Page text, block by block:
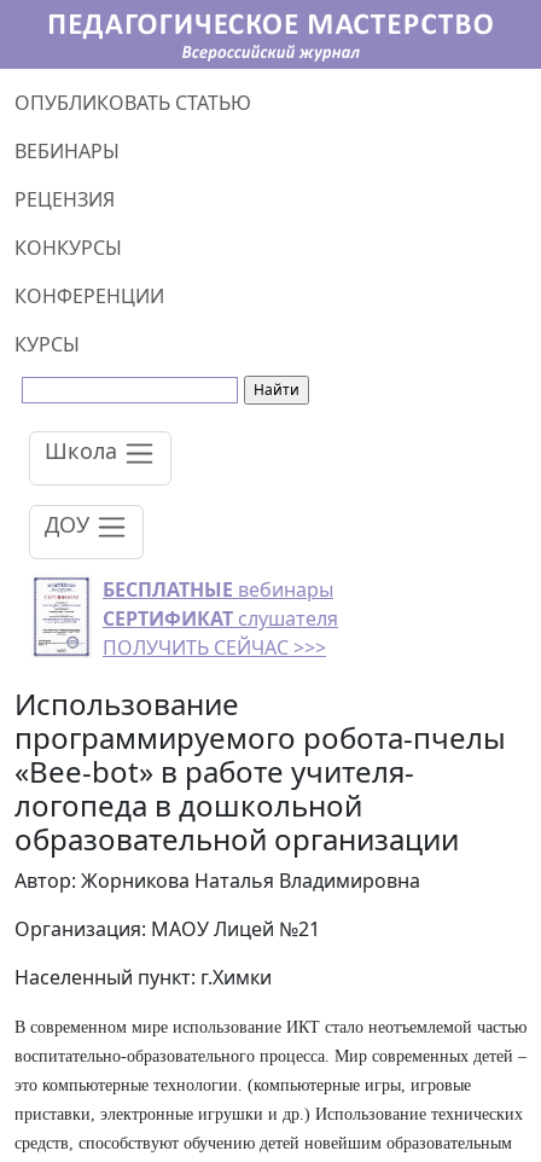
ОПУБЛИКОВАТЬ СТАТЬЮ
ВЕБИНАРЫ
РЕЦЕНЗИЯ
КОНКУРСЫ
КОНФЕРЕНЦИИ
КУРСЫ
Школа
ДОУ
БЕСПЛАТНЫЕ вебинары
СЕРТИФИКАТ слушателя
ПОЛУЧИТЬ СЕЙЧАС >>>
Использование
программируемого робота-пчелы
«Bee-bot» в работе учителя-
логопеда в дошкольной
образовательной организации
Автор: Жорникова Наталья Владимировна
Организация: МАОУ Лицей №21
Населенный пункт: г.Химки
В современном мире использование ИКТ стало неотъемлемой частью
воспитательно-образовательного процесса. Мир современных детей –
это компьютерные технологии. (компьютерные игры, игровые
приставки, электронные игрушки и др.) Использование технических
средств, способствуют обучению детей новейшим образовательным